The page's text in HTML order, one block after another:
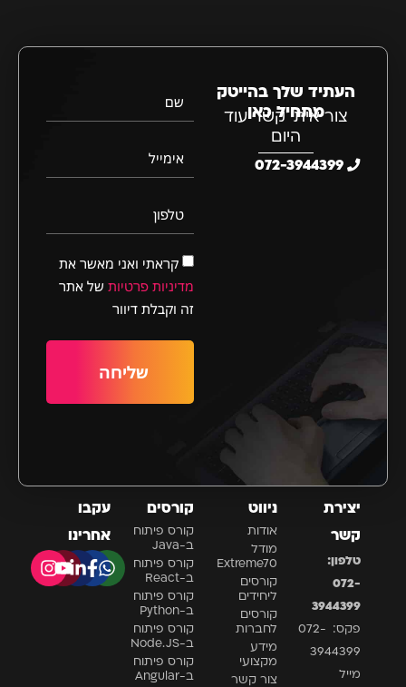
העתיד שלך בהייטק
מתחיל כאן
צור איתי קשר עוד
היום
שם
אימייל
טלפון
קראתי ואני מאשר את
מדיניות פרטיות של אתר
זה וקבלת דיוור
שליחה
יצירת
קשר
טלפון:
072-
3944399
פקס: 072-
3944399
מייל
ניווט
אודות
מודל
Extreme70
קורסים
ליחידים
קורסים
לחברות
מידע
מקצועי
צור קשר
קורסים
קורס פיתוח
ב-Java
קורס פיתוח
ב-React
קורס פיתוח
ב-Python
קורס פיתוח
ב-Node.JS
קורס פיתוח
ב-Angular
עקבו
אחרינו